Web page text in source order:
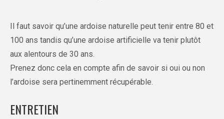
Il faut savoir qu’une ardoise naturelle peut tenir entre 80 et
100 ans tandis qu’une ardoise artificielle va tenir plutôt
aux alentours de 30 ans.
Prenez donc cela en compte afin de savoir si oui ou non
l’ardoise sera pertinemment récupérable.
ENTRETIEN